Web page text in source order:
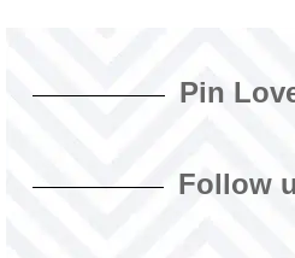
Pin
Follow